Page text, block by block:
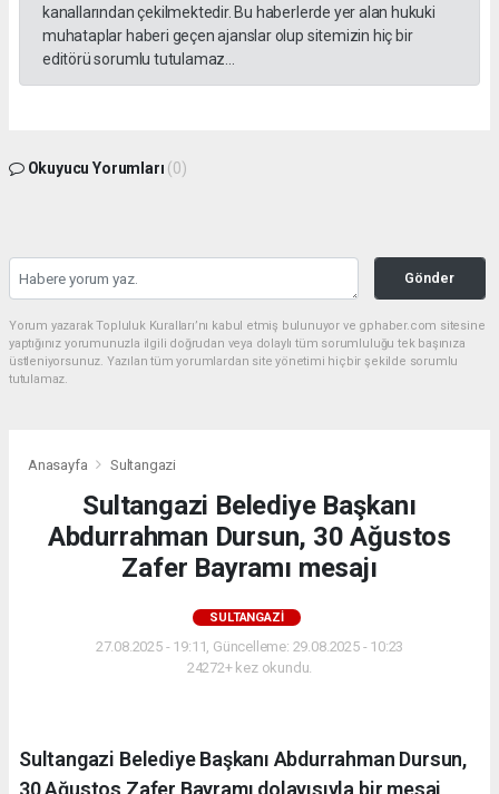
kanallarından çekilmektedir. Bu haberlerde yer alan hukuki
muhataplar haberi geçen ajanslar olup sitemizin hiç bir
editörü sorumlu tutulamaz...
Okuyucu Yorumları (0)
Gönder
Yorum yazarak Topluluk Kuralları’nı kabul etmiş bulunuyor ve gphaber.com sitesine
yaptığınız yorumunuzla ilgili doğrudan veya dolaylı tüm sorumluluğu tek başınıza
üstleniyorsunuz. Yazılan tüm yorumlardan site yönetimi hiçbir şekilde sorumlu
tutulamaz.
Anasayfa Sultangazi
Sultangazi Belediye Başkanı
Abdurrahman Dursun, 30 Ağustos
Zafer Bayramı mesajı
SULTANGAZI
27.08.2025 - 19:11, Güncelleme: 29.08.2025 - 10:23
24272+ kez okundu.
Sultangazi Belediye Başkanı Abdurrahman Dursun,
30 Ağustos Zafer Bayramı dolayısıyla bir mesaj